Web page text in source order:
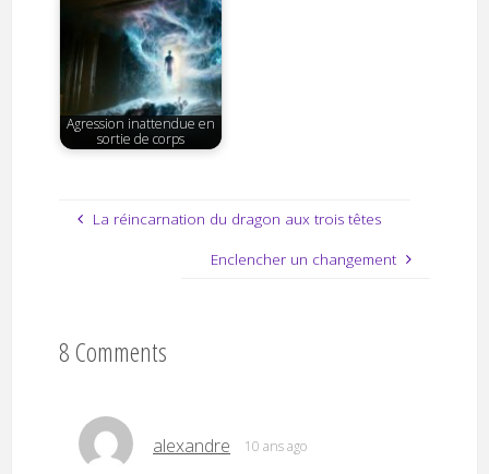
Agression inattendue en
sortie de corps
La réincarnation du dragon aux trois têtes
Enclencher un changement
8 Comments
alexandre 10 ans ago